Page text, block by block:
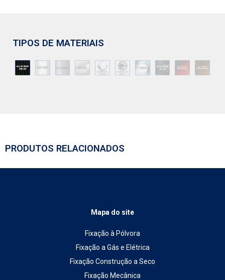
TIPOS DE MATERIAIS
PRODUTOS RELACIONADOS
Mapa do site
Fixação à Pólvora
Fixação a Gás e Elétrica
Fixação Construção a Seco
Fixação Mecânica